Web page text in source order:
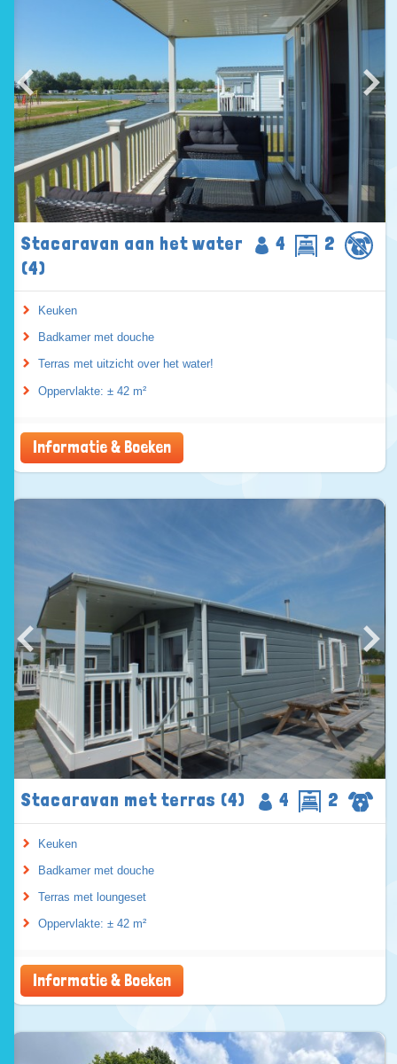
Stacaravan aan het water
(4)
4 2
Keuken
Badkamer met douche
Terras met uitzicht over het water!
Oppervlakte: ± 42 m²
Informatie & Boeken
Stacaravan met terras (4) 4 2
Keuken
Badkamer met douche
Terras met loungeset
Oppervlakte: ± 42 m²
Informatie & Boeken